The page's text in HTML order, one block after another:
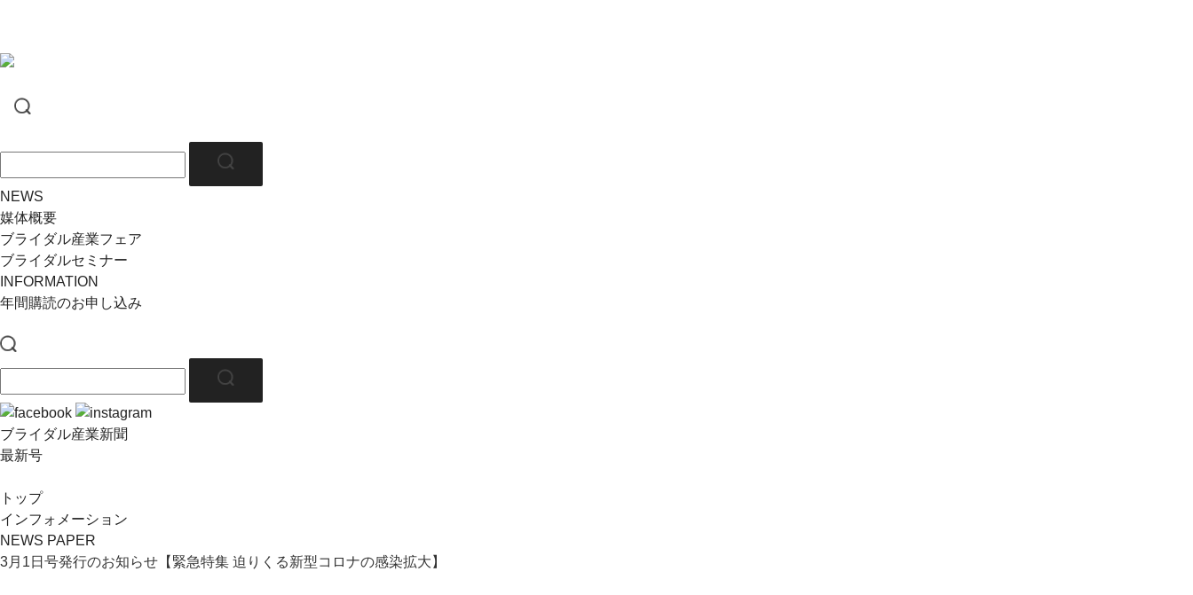
NEWS
媒体概要
ブライダル産業フェア
ブライダルセミナー
INFORMATION
年間購読のお申し込み
ブライダル産業新聞
最新号
トップ
インフォメーション
NEWS PAPER
3月1日号発行のお知らせ【緊急特集 迫りくる新型コロナの感染拡大】